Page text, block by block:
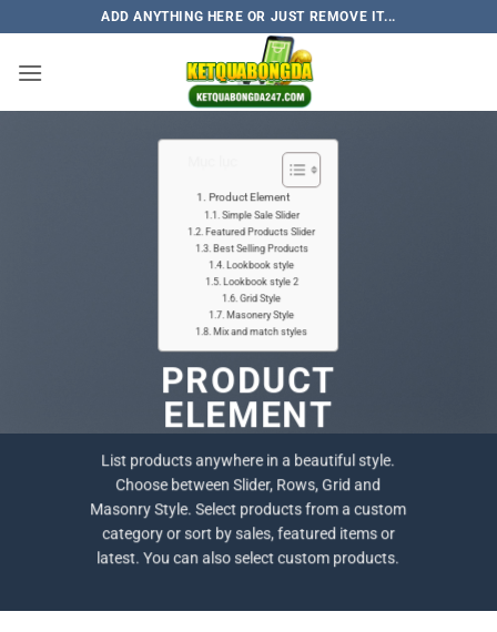
to
content
ADD ANYTHING HERE OR JUST REMOVE IT...
Product Element
Simple Sale Slider
Featured Products Slider
Best Selling Products
Lookbook style
Lookbook style 2
Grid Style
Masonery Style
Mix and match styles
PRODUCT
ELEMENT
List products anywhere in a beautiful style.
Choose between Slider, Rows, Grid and
Masonry Style. Select products from a custom
category or sort by sales, featured items or
latest. You can also select custom products.